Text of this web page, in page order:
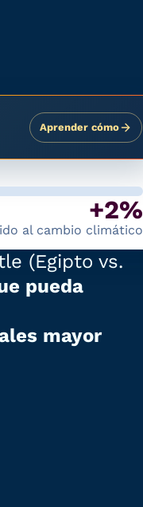
Aprender cómo
+2%
al cambio climático
(Egipto vs.
pueda
mayor